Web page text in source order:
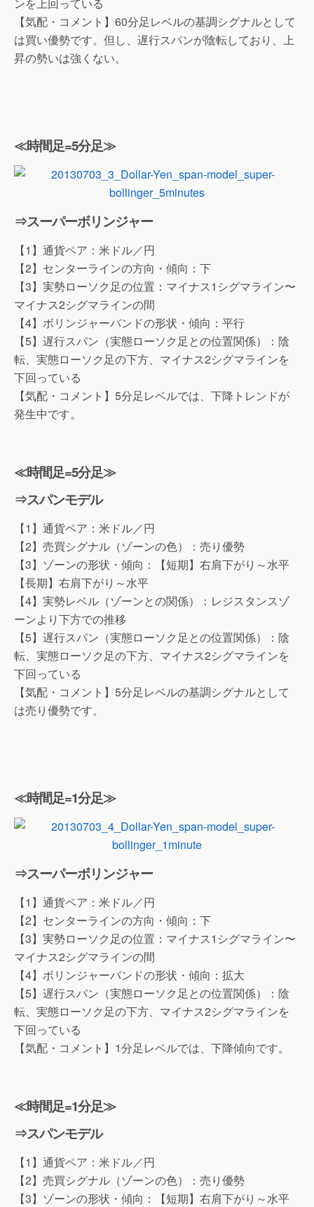
【気配・コメント】60分足レベルの基調シグナルとして
は買い優勢です。但し、遅行スパンが陰転しており、上
昇の勢いは強くない。
≪時間足=5分足≫
⇒スーパーボリンジャー
【1】通貨ペア：米ドル／円
【2】センターラインの方向・傾向：下
【3】実勢ローソク足の位置：マイナス1シグマライン〜
マイナス2シグマラインの間
【4】ボリンジャーバンドの形状・傾向：平行
【5】遅行スパン（実態ローソク足との位置関係）：陰
転、実態ローソク足の下方、マイナス2シグマラインを
下回っている
【気配・コメント】5分足レベルでは、下降トレンドが
発生中です。
≪時間足=5分足≫
⇒スパンモデル
【1】通貨ペア：米ドル／円
【2】売買シグナル（ゾーンの色）：売り優勢
【3】ゾーンの形状・傾向：【短期】右肩下がり～水平
【長期】右肩下がり～水平
【4】実勢レベル（ゾーンとの関係）：レジスタンスゾ
ーンより下方での推移
【5】遅行スパン（実態ローソク足との位置関係）：陰
転、実態ローソク足の下方、マイナス2シグマラインを
下回っている
【気配・コメント】5分足レベルの基調シグナルとして
は売り優勢です。
≪時間足=1分足≫
⇒スーパーボリンジャー
【1】通貨ペア：米ドル／円
【2】センターラインの方向・傾向：下
【3】実勢ローソク足の位置：マイナス1シグマライン〜
マイナス2シグマラインの間
【4】ボリンジャーバンドの形状・傾向：拡大
【5】遅行スパン（実態ローソク足との位置関係）：陰
転、実態ローソク足の下方、マイナス2シグマラインを
下回っている
【気配・コメント】1分足レベルでは、下降傾向です。
≪時間足=1分足≫
⇒スパンモデル
【1】通貨ペア：米ドル／円
【2】売買シグナル（ゾーンの色）：売り優勢
【3】ゾーンの形状・傾向：【短期】右肩下がり～水平